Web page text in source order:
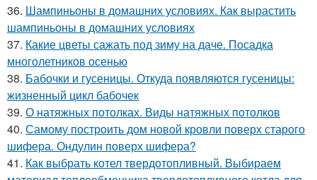
36. Шампиньоны в домашних условиях. Как вырастить
шампиньоны в домашних условиях
37. Какие цветы сажать под зиму на даче. Посадка
многолетников осенью
38. Бабочки и гусеницы. Откуда появляются гусеницы:
жизненный цикл бабочек
39. О натяжных потолках. Виды натяжных потолков
40. Самому построить дом новой кровли поверх старого
шифера. Ондулин поверх шифера?
41. Как выбрать котел твердотопливный. Выбираем